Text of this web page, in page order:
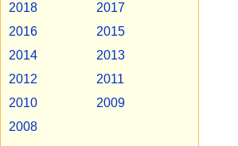
2018
2017
2016
2015
2014
2013
2012
2011
2010
2009
2008